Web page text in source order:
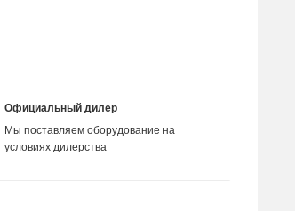
Официальный дилер
Мы поставляем оборудование на
условиях дилерства